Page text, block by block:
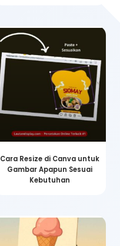
Cara Resize di Canva untuk
Gambar Apapun Sesuai
Kebutuhan